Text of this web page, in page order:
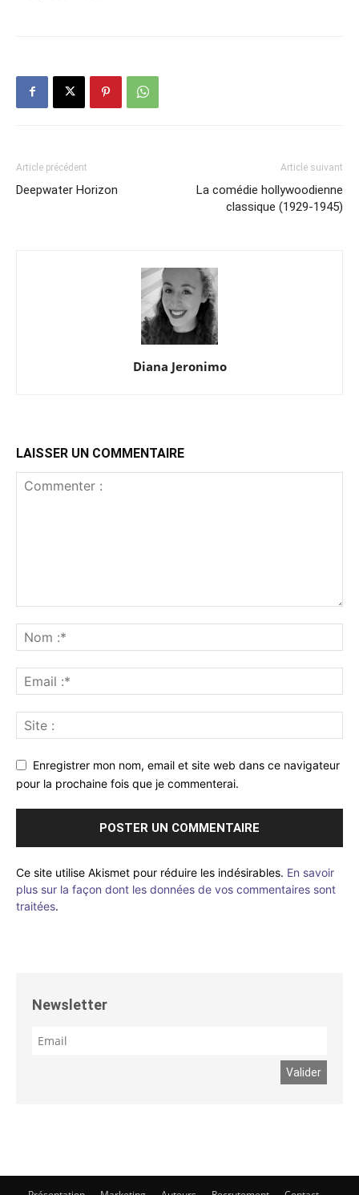
Article précédent
Deepwater Horizon
Article suivant
La comédie hollywoodienne
classique (1929-1945)
Diana Jeronimo
LAISSER UN COMMENTAIRE
Enregistrer mon nom, email et site web dans ce navigateur
pour la prochaine fois que je commenterai.
Ce site utilise Akismet pour réduire les indésirables. En savoir
plus sur la façon dont les données de vos commentaires sont
traitées.
Newsletter